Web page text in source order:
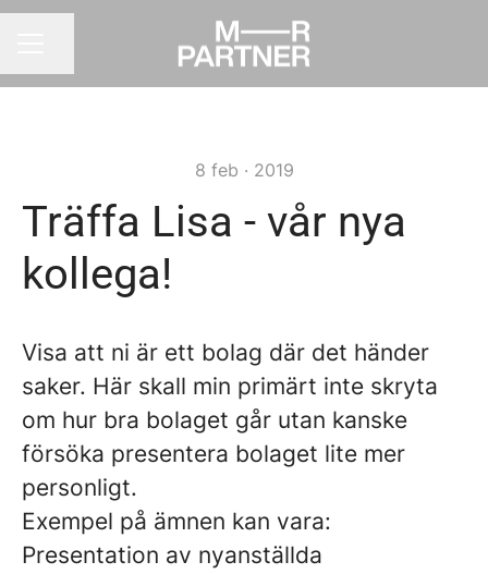
8 feb · 2019
Träffa Lisa - vår nya
kollega!
Visa att ni är ett bolag där det händer
saker. Här skall min primärt inte skryta
om hur bra bolaget går utan kanske
försöka presentera bolaget lite mer
personligt.
Exempel på ämnen kan vara:
Presentation av nyanställda